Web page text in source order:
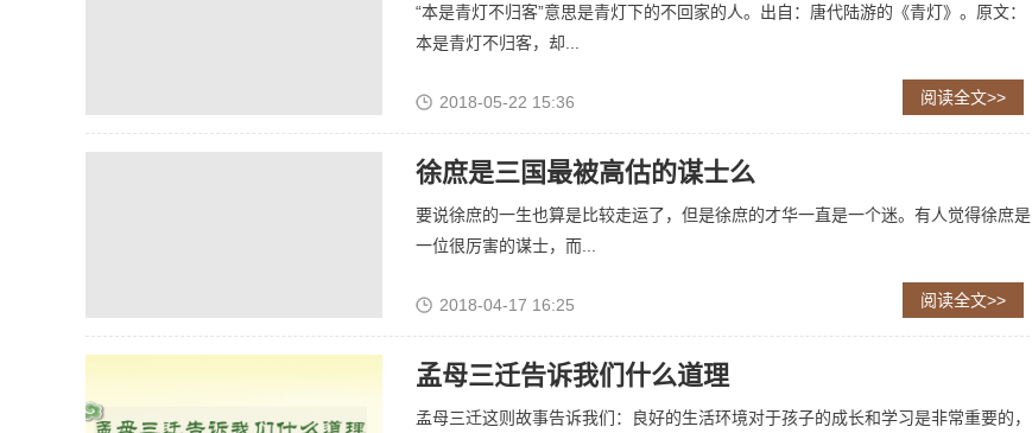
“本是青灯不归客”意思是青灯下的不回家的人。出自：唐代陆游的《青灯》。原文：
本是青灯不归客，却...
2018-05-22 15:36 阅读全文>>
徐庶是三国最被高估的谋士么
要说徐庶的一生也算是比较走运了，但是徐庶的才华一直是一个迷。有人觉得徐庶是
一位很厉害的谋士，而...
2018-04-17 16:25 阅读全文>>
孟母三迁告诉我们什么道理
孟母三迁这则故事告诉我们：良好的生活环境对于孩子的成长和学习是非常重要的，